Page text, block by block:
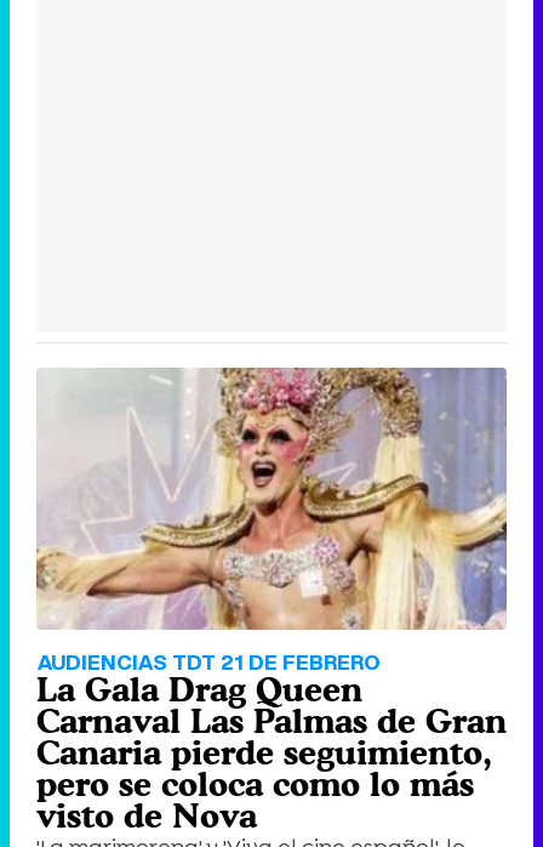
AUDIENCIAS TDT 21 DE FEBRERO
La Gala Drag Queen
Carnaval Las Palmas de Gran
Canaria pierde seguimiento,
pero se coloca como lo más
visto de Nova